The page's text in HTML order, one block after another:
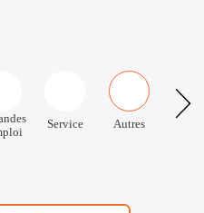
Service Autres